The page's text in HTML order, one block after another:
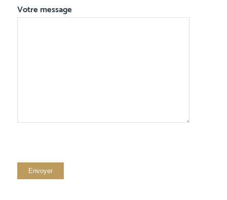
Votre message